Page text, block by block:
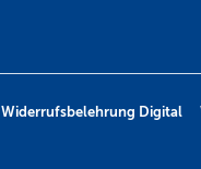
Widerrufsbelehrung Digital